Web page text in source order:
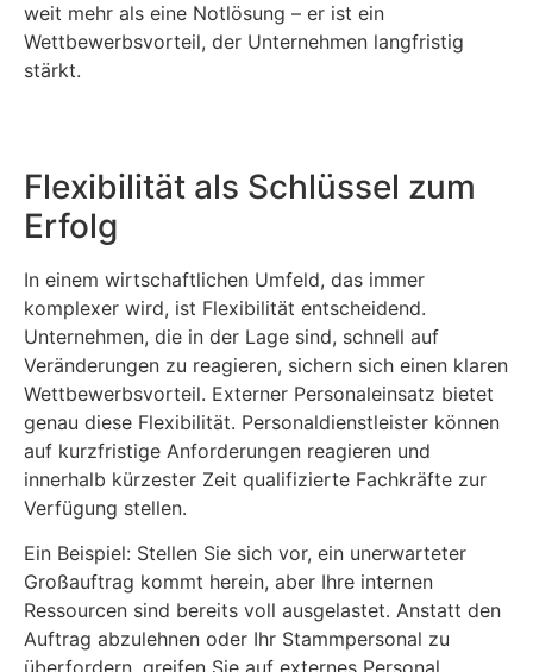
weit mehr als eine Notlösung – er ist ein
Wettbewerbsvorteil, der Unternehmen langfristig
stärkt.
Flexibilität als Schlüssel zum
Erfolg
In einem wirtschaftlichen Umfeld, das immer
komplexer wird, ist Flexibilität entscheidend.
Unternehmen, die in der Lage sind, schnell auf
Veränderungen zu reagieren, sichern sich einen klaren
Wettbewerbsvorteil. Externer Personaleinsatz bietet
genau diese Flexibilität. Personaldienstleister können
auf kurzfristige Anforderungen reagieren und
innerhalb kürzester Zeit qualifizierte Fachkräfte zur
Verfügung stellen.
Ein Beispiel: Stellen Sie sich vor, ein unerwarteter
Großauftrag kommt herein, aber Ihre internen
Ressourcen sind bereits voll ausgelastet. Anstatt den
Auftrag abzulehnen oder Ihr Stammpersonal zu